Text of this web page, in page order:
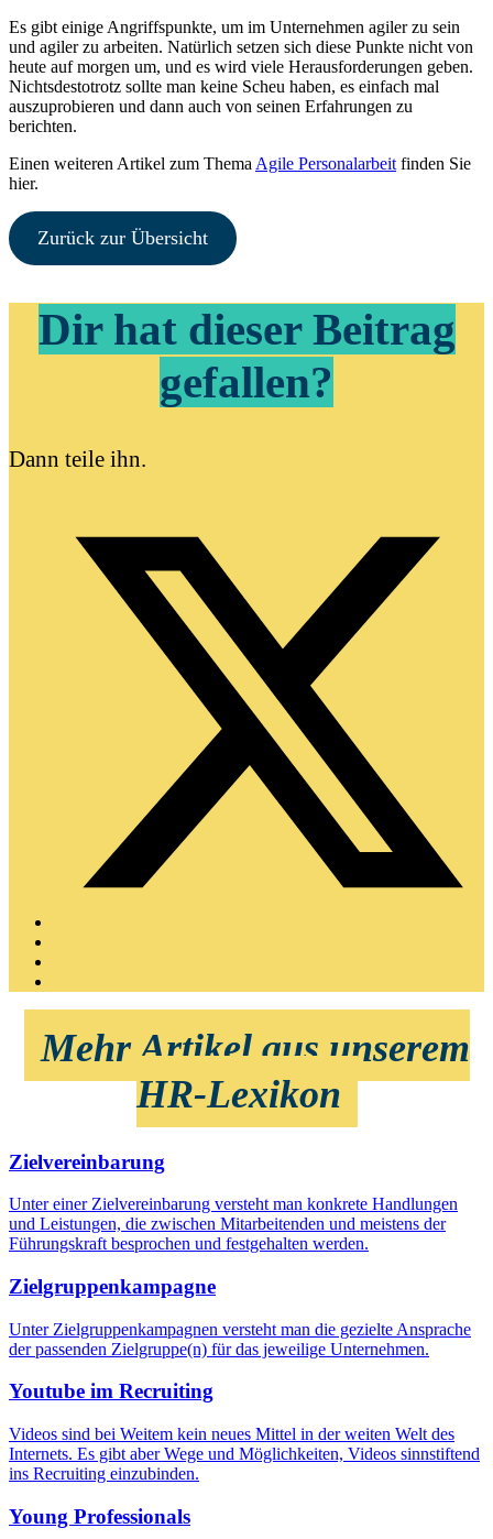
Es gibt einige Angriffspunkte, um im Unternehmen agiler zu sein
und agiler zu arbeiten. Natürlich setzen sich diese Punkte nicht von
heute auf morgen um, und es wird viele Herausforderungen geben.
Nichtsdestotrotz sollte man keine Scheu haben, es einfach mal
auszuprobieren und dann auch von seinen Erfahrungen zu
berichten.
Einen weiteren Artikel zum Thema Agile Personalarbeit finden Sie
hier.
Zurück zur Übersicht
Dir hat dieser Beitrag
gefallen?
Dann teile ihn.
Mehr Artikel aus unserem
HR-Lexikon
Zielvereinbarung
Unter einer Zielvereinbarung versteht man konkrete Handlungen
und Leistungen, die zwischen Mitarbeitenden und meistens der
Führungskraft besprochen und festgehalten werden.
Zielgruppenkampagne
Unter Zielgruppenkampagnen versteht man die gezielte Ansprache
der passenden Zielgruppe(n) für das jeweilige Unternehmen.
Youtube im Recruiting
Videos sind bei Weitem kein neues Mittel in der weiten Welt des
Internets. Es gibt aber Wege und Möglichkeiten, Videos sinnstiftend
ins Recruiting einzubinden.
Young Professionals